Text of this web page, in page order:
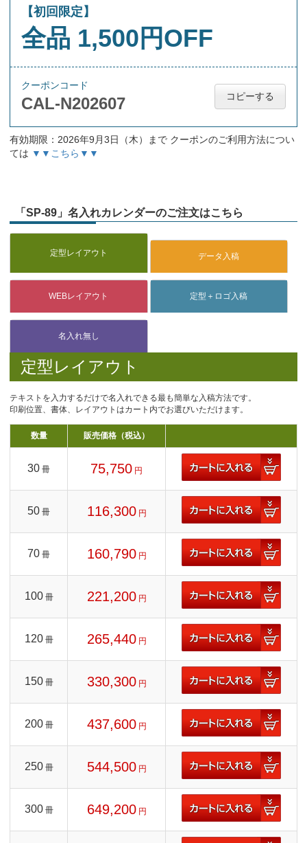
【初回限定】
全品 1,500円OFF
クーポンコード
CAL-N202607 コピーする
有効期限：2026年9月3日（木）まで クーポンのご利用方法につい
ては ▼▼こちら▼▼
「SP-89」名入れカレンダーのご注文はこちら
定型レイアウト
テキストを入力するだけで名入れできる最も簡単な入稿方法です。
印刷位置、書体、レイアウトはカート内でお選びいただけます。
数量 販売価格（税込）
30 冊 75,750 円
50 冊 116,300 円
70 冊 160,790 円
100 冊 221,200 円
120 冊 265,440 円
150 冊 330,300 円
200 冊 437,600 円
250 冊 544,500 円
300 冊 649,200 円